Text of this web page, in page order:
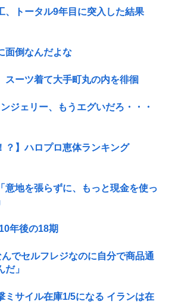
、トータル9年目に突入した結果
面倒なんだよな
スーツ着て大手町丸の内を徘徊
ジェリー、もうエグいだろ・・・
？】ハロプロ恵体ランキング
意地を張らずに、もっと現金を使っ
年後の18期
んでセルフレジなのに自分で商品通
」
ミサイル在庫1/5になる イランは在